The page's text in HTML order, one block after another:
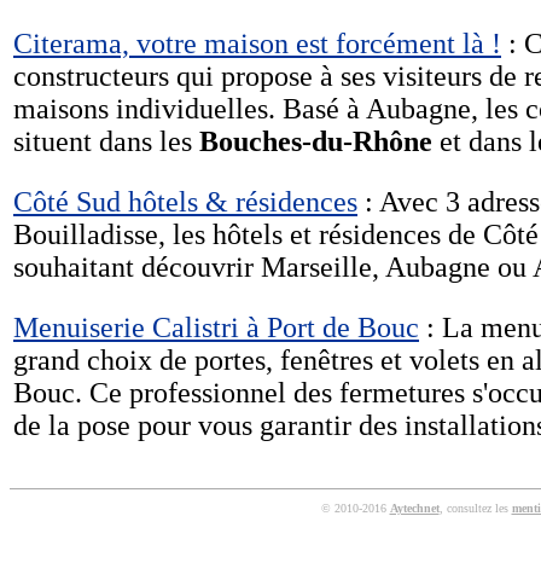
Citerama, votre maison est forcément là ! :
constructeurs qui propose à ses visiteurs de
maisons individuelles. Basé à Aubagne, les
situent dans les Bouches-du-Rhône et dans
Côté Sud hôtels & résidences : Avec 3
Bouilladisse, les hôtels et résidences de
souhaitant découvrir Marseille, Aubagne ou
Menuiserie Calistri à Port de Bouc : La
grand choix de portes, fenêtres et volets en
Bouc. Ce professionnel des fermetures
de la pose pour vous garantir des
© 2010-2016 Aytechnet, consultez les